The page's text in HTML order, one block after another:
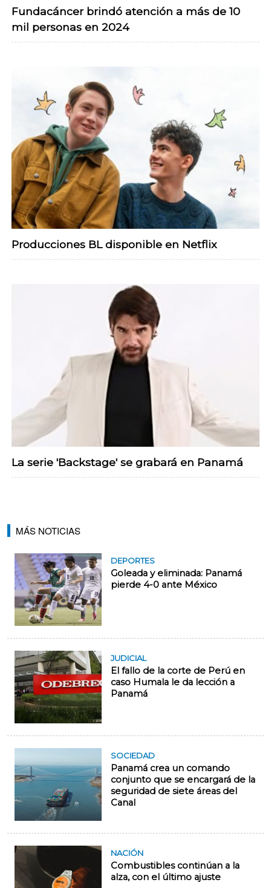
Fundacáncer brindó atención a más de 10
mil personas en 2024
Producciones BL disponible en Netflix
La serie 'Backstage' se grabará en Panamá
MÁS NOTICIAS
DEPORTES
Goleada y eliminada: Panamá
pierde 4-0 ante México
JUDICIAL
El fallo de la corte de Perú en
caso Humala le da lección a
Panamá
SOCIEDAD
Panamá crea un comando
conjunto que se encargará de la
seguridad de siete áreas del
Canal
NACIÓN
Combustibles continúan a la
alza, con el último ajuste